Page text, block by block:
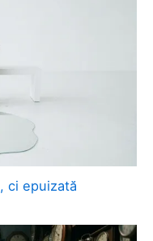
ci epuizată